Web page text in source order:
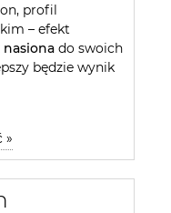
profil
– efekt
nasiona do swoich
będzie wynik
»